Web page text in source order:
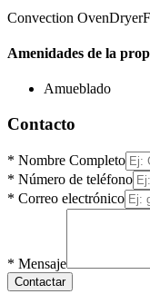
Convection OvenDryer
Amenidades de la
Amueblado
Contacto
* Nombre Completo
* Número de teléfono
* Correo electrónico
* Mensaje
Contactar